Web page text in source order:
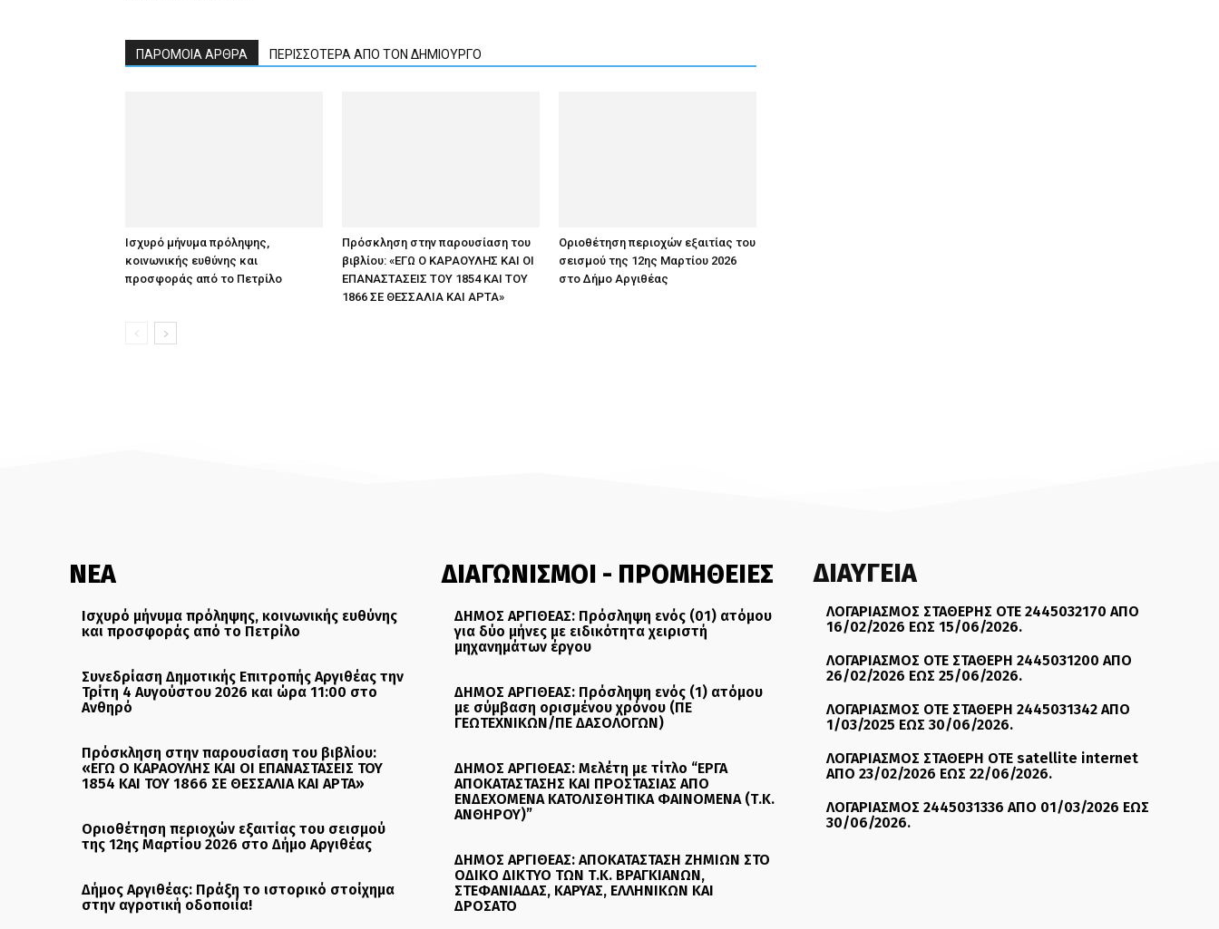
ΠΑΡΟΜΟΙΑ ΑΡΘΡΑ ΠΕΡΙΣΣΟΤΕΡΑ ΑΠΟ ΤΟΝ ΔΗΜΙΟΥΡΓΟ
Ισχυρό μήνυμα πρόληψης,
κοινωνικής ευθύνης και
προσφοράς από το Πετρίλο
Πρόσκληση στην παρουσίαση του
βιβλίου: «ΕΓΩ Ο ΚΑΡΑΟΥΛΗΣ ΚΑΙ ΟΙ
ΕΠΑΝΑΣΤΑΣΕΙΣ ΤΟΥ 1854 ΚΑΙ ΤΟΥ
1866 ΣΕ ΘΕΣΣΑΛΙΑ ΚΑΙ ΑΡΤΑ»
Οριοθέτηση περιοχών εξαιτίας του
σεισμού της 12ης Μαρτίου 2026
στο Δήμο Αργιθέας
ΝΕΑ
Ισχυρό μήνυμα πρόληψης, κοινωνικής ευθύνης
και προσφοράς από το Πετρίλο
Συνεδρίαση Δημοτικής Επιτροπής Αργιθέας την
Τρίτη 4 Αυγούστου 2026 και ώρα 11:00 στο
Ανθηρό
Πρόσκληση στην παρουσίαση του βιβλίου:
«ΕΓΩ Ο ΚΑΡΑΟΥΛΗΣ ΚΑΙ ΟΙ ΕΠΑΝΑΣΤΑΣΕΙΣ ΤΟΥ
1854 ΚΑΙ ΤΟΥ 1866 ΣΕ ΘΕΣΣΑΛΙΑ ΚΑΙ ΑΡΤΑ»
Οριοθέτηση περιοχών εξαιτίας του σεισμού
της 12ης Μαρτίου 2026 στο Δήμο Αργιθέας
Δήμος Αργιθέας: Πράξη το ιστορικό στοίχημα
στην αγροτική οδοποιία!
ΔΙΑΓΩΝΙΣΜΟΙ - ΠΡΟΜΗΘΕΙΕΣ
ΔΗΜΟΣ ΑΡΓΙΘΕΑΣ: Πρόσληψη ενός (01) ατόμου
για δύο μήνες με ειδικότητα χειριστή
μηχανημάτων έργου
ΔΗΜΟΣ ΑΡΓΙΘΕΑΣ: Πρόσληψη ενός (1) ατόμου
με σύμβαση ορισμένου χρόνου (ΠΕ
ΓΕΩΤΕΧΝΙΚΩΝ/ΠΕ ΔΑΣΟΛΟΓΩΝ)
ΔΗΜΟΣ ΑΡΓΙΘΕΑΣ: Μελέτη με τίτλο “ΕΡΓΑ
ΑΠΟΚΑΤΑΣΤΑΣΗΣ ΚΑΙ ΠΡΟΣΤΑΣΙΑΣ ΑΠΟ
ΕΝΔΕΧΟΜΕΝΑ ΚΑΤΟΛΙΣΘΗΤΙΚΑ ΦΑΙΝΟΜΕΝΑ (Τ.Κ.
ΑΝΘΗΡΟΥ)”
ΔΗΜΟΣ ΑΡΓΙΘΕΑΣ: ΑΠΟΚΑΤΑΣΤΑΣΗ ΖΗΜΙΩΝ ΣΤΟ
ΟΔΙΚΟ ΔΙΚΤΥΟ ΤΩΝ Τ.Κ. ΒΡΑΓΚΙΑΝΩΝ,
ΣΤΕΦΑΝΙΑΔΑΣ, ΚΑΡΥΑΣ, ΕΛΛΗΝΙΚΩΝ ΚΑΙ
ΔΡΟΣΑΤΟ
ΔΙΑΥΓΕΙΑ
ΛΟΓΑΡΙΑΣΜΟΣ ΣΤΑΘΕΡΗΣ ΟΤΕ 2445032170 ΑΠΟ
16/02/2026 ΕΩΣ 15/06/2026.
ΛΟΓΑΡΙΑΣΜΟΣ ΟΤΕ ΣΤΑΘΕΡΗ 2445031200 ΑΠΟ
26/02/2026 ΕΩΣ 25/06/2026.
ΛΟΓΑΡΙΑΣΜΟΣ ΟΤΕ ΣΤΑΘΕΡΗ 2445031342 ΑΠΟ
1/03/2025 ΕΩΣ 30/06/2026.
ΛΟΓΑΡΙΑΣΜΟΣ ΣΤΑΘΕΡΗ ΟΤΕ satellite internet
ΑΠΟ 23/02/2026 ΕΩΣ 22/06/2026.
ΛΟΓΑΡΙΑΣΜΟΣ 2445031336 ΑΠΟ 01/03/2026 ΕΩΣ
30/06/2026.